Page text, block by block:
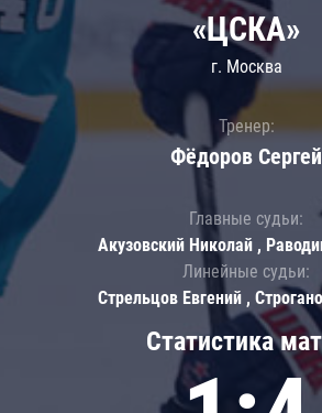
Статистика
«ЦСКА»
г. Москва
Тренер:
Фёдоров Сергей
Главные судьи:
Акузовский Николай ,
Линейные судьи:
Стрельцов Евгений ,